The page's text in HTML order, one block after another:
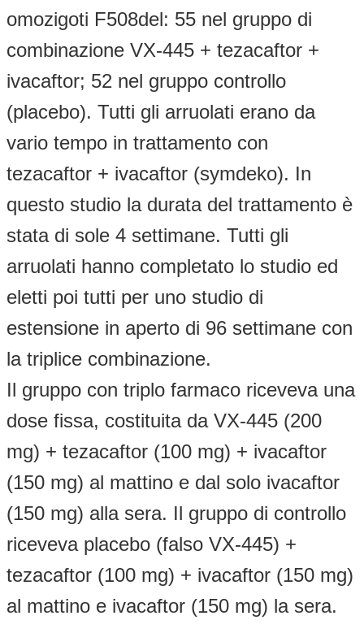
omozigoti F508del: 55 nel gruppo di
combinazione VX-445 + tezacaftor +
ivacaftor; 52 nel gruppo controllo
(placebo). Tutti gli arruolati erano da
vario tempo in trattamento con
tezacaftor + ivacaftor (symdeko). In
questo studio la durata del trattamento è
stata di sole 4 settimane. Tutti gli
arruolati hanno completato lo studio ed
eletti poi tutti per uno studio di
estensione in aperto di 96 settimane con
la triplice combinazione.
Il gruppo con triplo farmaco riceveva una
dose fissa, costituita da VX-445 (200
mg) + tezacaftor (100 mg) + ivacaftor
(150 mg) al mattino e dal solo ivacaftor
(150 mg) alla sera. Il gruppo di controllo
riceveva placebo (falso VX-445) +
tezacaftor (100 mg) + ivacaftor (150 mg)
al mattino e ivacaftor (150 mg) la sera.